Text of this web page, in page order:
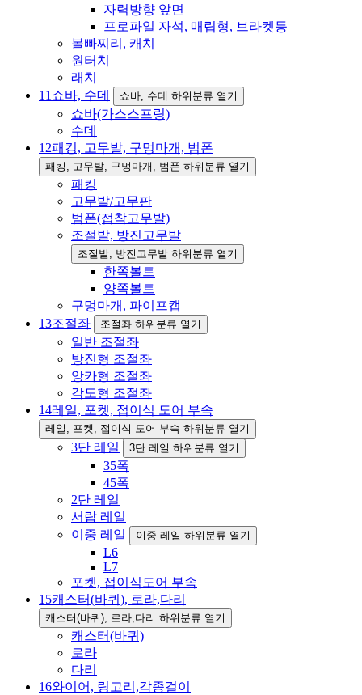
자력방향 앞면
프로파일 자석, 매립형, 브라켓등
볼빠찌리, 캐치
원터치
래치
11 쇼바, 수데 쇼바, 수데 하위분류 열기
쇼바(가스스프링)
수데
12패킹, 고무발, 구멍마개, 범폰
패킹, 고무발, 구멍마개, 범폰 하위분류 열기
패킹
고무발/고무판
범폰(접착고무발)
조절발, 방진고무발
조절발, 방진고무발 하위분류 열기
한쪽볼트
양쪽볼트
구멍마개, 파이프캡
13조절좌 조절좌 하위분류 열기
일반 조절좌
방진형 조절좌
앙카형 조절좌
각도형 조절좌
14레일, 포켓, 접이식 도어 부속
레일, 포켓, 접이식 도어 부속 하위분류 열기
3단 레일 3단 레일 하위분류 열기
35폭
45폭
2단 레일
서랍 레일
이중 레일
이중 레일 하위분류 열기
L6
L7
포켓, 접이식도어 부속
15캐스터(바퀴), 로라,다리
캐스터(바퀴), 로라,다리 하위분류 열기
캐스터(바퀴)
로라
다리
16와이어, 링고리,각종걸이